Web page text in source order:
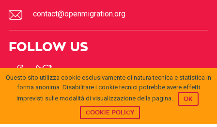
contact@openmigration.org
FOLLOW US
openmigration.orgbyCILDis licensed under aCreative © 2017Open
Questo sito utilizza cookie esclusivamente di natura tecnica e statistica in
forma anonima. Disabilitare i cookie tecnici potrebbe avere effetti
imprevisti sulle modalità di visualizzazione della pagina.
OK
COOKIE POLICY